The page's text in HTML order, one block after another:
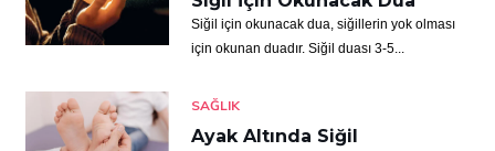
Siğil için okunacak dua, siğillerin yok olması
için okunan duadır. Siğil duası 3-5...
SAĞLIK
Ayak Altında Siğil